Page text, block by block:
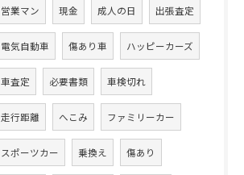
営業マン 現金 成人の日 出張査定
電気自動車 傷あり車 ハッピーカーズ
車査定 必要書類 車検切れ
走行距離 へこみ ファミリーカー
スポーツカー 乗換え 傷あり